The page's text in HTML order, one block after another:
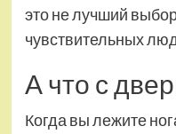
это не лучший
чувствительных
А что с
Когда вы лежите